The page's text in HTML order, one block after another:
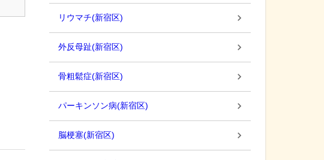
リウマチ(新宿区)
外反母趾(新宿区)
骨粗鬆症(新宿区)
パーキンソン病(新宿区)
脳梗塞(新宿区)